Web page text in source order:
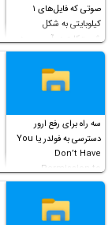
صوتی که فایل‌های ۱
کیلوبایتی به شکل
شورت‌کات در آن موجود
است!
سه راه برای رفع ارور
دسترسی به فولدر یا You
Don’t Have
Permission to
Access this folder